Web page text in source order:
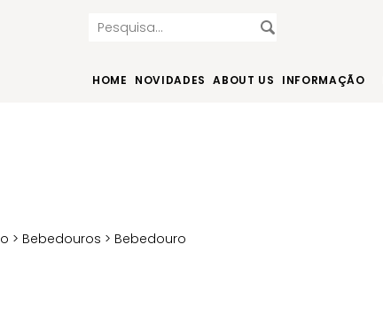
HOME NOVIDADES ABOUT US INFORMAÇÃO
> Bebedouros > Bebedouro